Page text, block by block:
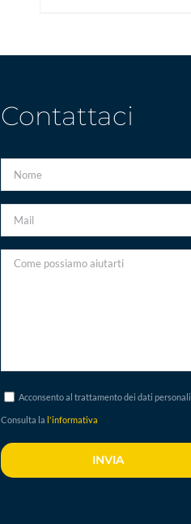
Contattaci
Acconsento al trattamento dei dati personali.
Consulta la l'informativa